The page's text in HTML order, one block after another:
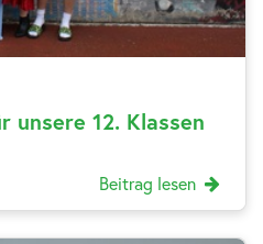
unsere 12. Klassen
Beitrag lesen